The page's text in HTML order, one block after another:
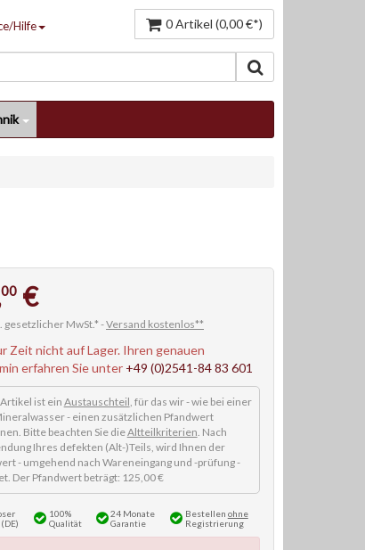
Hilfe 0 Artikel (0,00 €*)
00 €
gesetzlicher MwSt.* -Versand kostenlos**
Zeit nicht auf Lager. Ihren genauen
erfahren Sie unter +49 (0)2541-84 83 601
ist einAustauschteil, für das wir - wie bei einer
- einen zusätzlichen Pfandwert
Bitte beachten Sie dieAltteilkriterien. Nach
Ihres defekten (Alt-)Teils, wird Ihnen der
- umgehend nach Wareneingang und -prüfung -
Der Pfandwert beträgt: 125,00 €
100%
Qualität
24 Monate
Garantie
Bestellen ohne
Registrierung